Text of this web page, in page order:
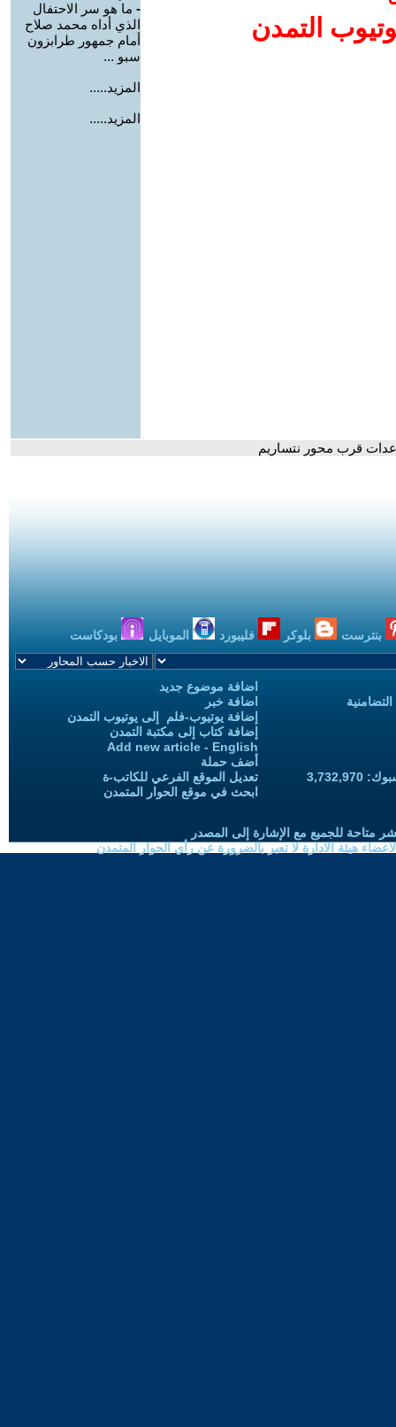
التمدن
- ما هو سر الاحتفال
الذي أداه محمد صلاح
أمام جمهور طرابزون
سبو ...
المزيد.....
المزيد.....
قرب محور نتساريم
بنترست بلوكر فليبورد الموبايل بودكاست
اضافة موضوع جديد
اضافة خبر
إضافة يوتيوب-فلم إلى يوتيوب التمدن
إضافة كتاب إلى مكتبة التمدن
Add new article - English
أضف حملة
تعديل الموقع الفرعي للكاتب-ة
ابحث في موقع الحوار المتمدن
متاحة للجميع مع الإشارة إلى المصدر
هيئة الادارة لا تعبر بالضرورة عن رأي الحوار المتمدن